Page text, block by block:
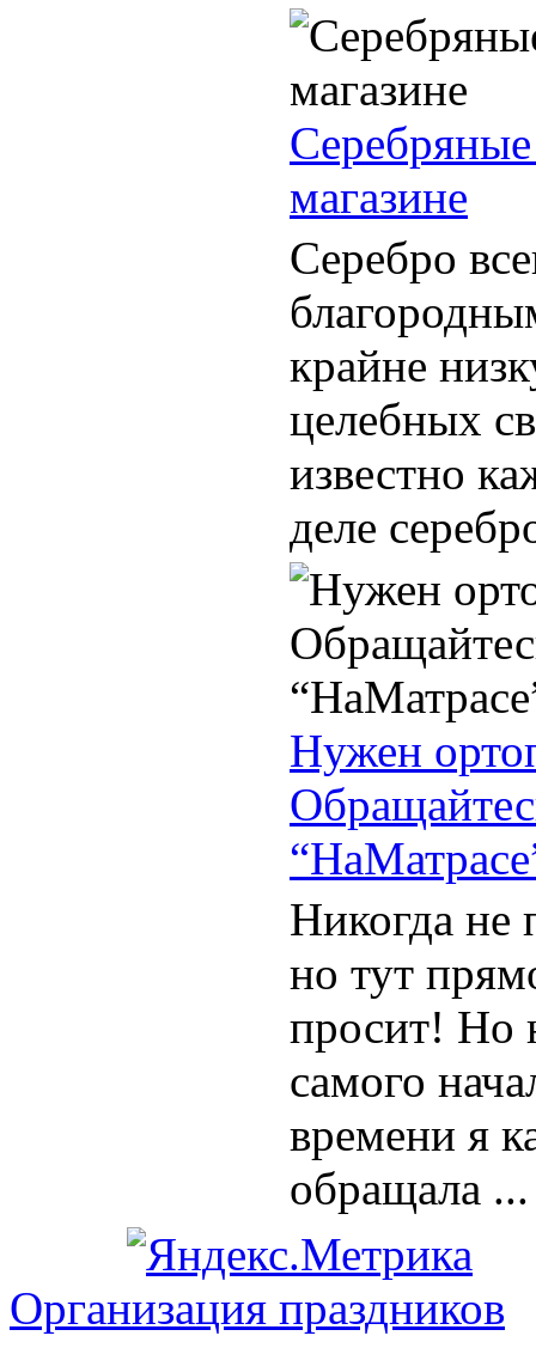
магазине
Серебро
крайне
целебных
известно
деле
Нужен
Никогда не
но тут
просит! Но
самого
времени я
обращала ...
Организация праздников